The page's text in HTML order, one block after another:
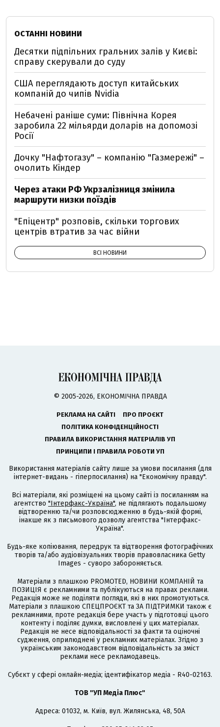
ОСТАННІ НОВИНИ
Десятки підпільних гральних залів у Києві:
справу скерували до суду
США переглядають доступ китайських
компаній до чипів Nvidia
Небачені раніше суми: Північна Корея
заробила 22 мільярди доларів на допомозі
Росії
Дочку "Нафтогазу" – компанію "Газмережі" –
очолить Кіндер
Через атаки РФ Укрзалізниця змінила
маршрути низки поїздів
"Епіцентр" розповів, скільки торгових
центрів втратив за час війни
ВСІ НОВИНИ
© 2005-2026, ЕКОНОМІЧНА ПРАВДА
РЕКЛАМА НА САЙТІ
ПРО ПРОЄКТ
ПОЛІТИКА КОНФІДЕНЦІЙНОСТІ
ПРАВИЛА ВИКОРИСТАННЯ МАТЕРІАЛІВ УП
ПРИНЦИПИ І ПРАВИЛА РОБОТИ УП
Використання матеріалів сайту лише за умови посилання (для
інтернет-видань - гіперпосилання) на "Економічну правду".
Всі матеріали, які розміщені на цьому сайті із посиланням на
агентство "Інтерфакс-Україна", не підлягають подальшому
відтворенню та/чи розповсюдженню в будь-якій формі,
інакше як з письмового дозволу агентства "Інтерфакс-
Україна".
Будь-яке копіювання, передрук та відтворення фотографічних
творів та/або аудіовізуальних творів правовласника Getty
Images - суворо забороняється.
Матеріали з плашкою PROMOTED, НОВИНИ КОМПАНІЙ та
ПОЗИЦІЯ є рекламними та публікуються на правах реклами.
Редакція може не поділяти погляди, які в них промотуються.
Матеріали з плашкою СПЕЦПРОЄКТ та ЗА ПІДТРИМКИ також є
рекламними, проте редакція бере участь у підготовці цього
контенту і поділяє думки, висловлені у цих матеріалах.
Редакція не несе відповідальності за факти та оціночні
судження, оприлюднені у рекламних матеріалах. Згідно з
українським законодавством відповідальність за зміст
реклами несе рекламодавець.
Cубєкт у сфері онлайн-медіа; ідентифікатор медіа - R40-02163.
ТОВ "УП Медіа Плюс"
Адреса: 01032, м. Київ, вул. Жилянська, 48, 50А